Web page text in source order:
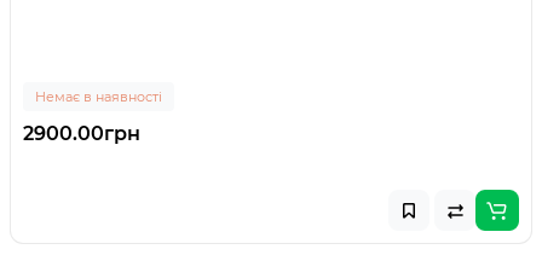
Немає в наявності
2900.00грн